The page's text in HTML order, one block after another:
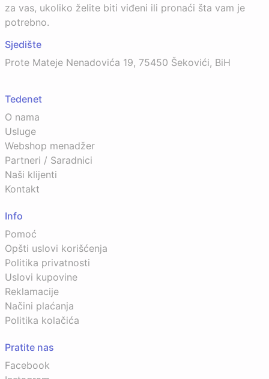
za vas, ukoliko želite biti viđeni ili pronaći šta vam je
potrebno.
Sjedište
Prote Mateje Nenadovića 19, 75450 Šekovići, BiH
Tedenet
O nama
Usluge
Webshop menadžer
Partneri / Saradnici
Naši klijenti
Kontakt
Info
Pomoć
Opšti uslovi korišćenja
Politika privatnosti
Uslovi kupovine
Reklamacije
Načini plaćanja
Politika kolačića
Pratite nas
Facebook